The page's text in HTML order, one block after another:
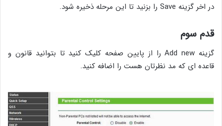
در اخر گزینه Save را بزنید تا این مرحله ذخیره شود.
قدم سوم
گزینه Add new را از پایین صفحه کلیک کنید تا بتوانید قانون و
قاعده ای که مد نظرتان هست را اضافه کنید.